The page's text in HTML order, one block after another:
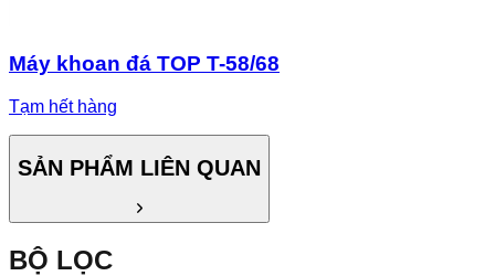
Máy khoan đá TOP T-58/68
Tạm hết hàng
SẢN PHẨM LIÊN QUAN
BỘ LỌC